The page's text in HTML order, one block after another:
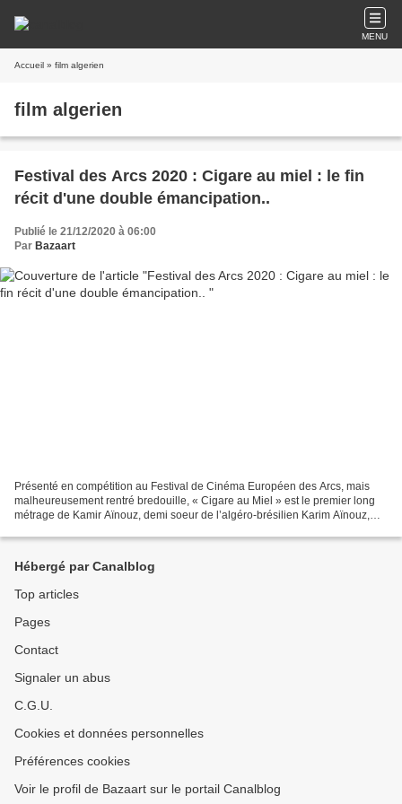
MENU
Accueil » film algerien
film algerien
Festival des Arcs 2020 : Cigare au miel : le fin
récit d'une double émancipation..
Publié le 21/12/2020 à 06:00
Par Bazaart
Présenté en compétition au Festival de Cinéma Européen des Arcs, mais
malheureusement rentré bredouille, « Cigare au Miel » est le premier long
métrage de Kamir Aïnouz, demi soeur de l’algéro-brésilien Karim Aïnouz,
Hébergé par Canalblog
Top articles
Pages
Contact
Signaler un abus
C.G.U.
Cookies et données personnelles
Préférences cookies
Voir le profil de Bazaart sur le portail Canalblog